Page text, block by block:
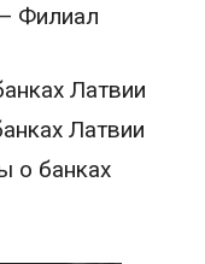
Филиал
Латвии
Латвии
о банках